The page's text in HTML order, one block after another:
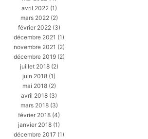
avril 2022(1)
mars 2022(2)
février 2022(3)
décembre 2021 (1)
novembre 2021 (2)
décembre 2019(2)
juillet 2018(2)
juin 2018 (1)
mai 2018(2)
avril 2018 (3)
mars 2018(3)
février 2018 (4)
janvier 2018 (1)
décembre 2017 (1)